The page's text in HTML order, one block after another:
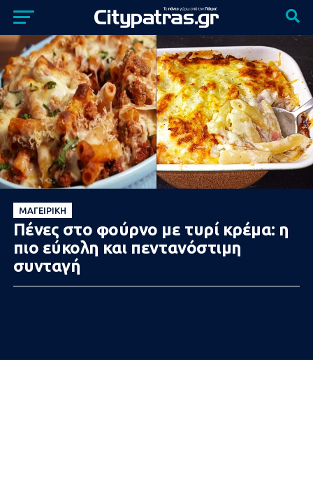
ΜΑΓΕΙΡΙΚΉ
Πένες στο φούρνο με τυρί κρέμα: η
πιο εύκολη και πεντανόστιμη
συνταγή